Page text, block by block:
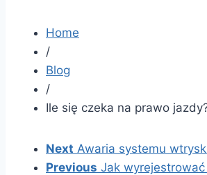
Home
/
Blog
/
Ile się czeka na prawo
Next Awaria systemu
Previous Jak wyrejestrować